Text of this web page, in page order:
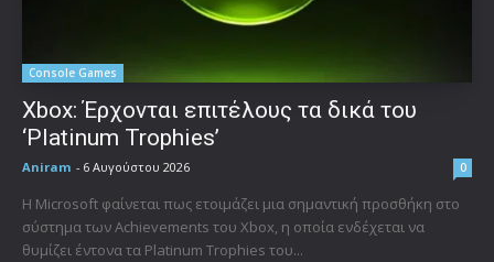
Console Games
Xbox: Έρχονται επιτέλους τα δικά του
‘Platinum Trophies’
Aniram - 6 Αυγούστου 2026 0
Η Microsoft φαίνεται πως ετοιμάζει μια σημαντική προσθήκη στο
σύστημα των Achievements του Xbox, η οποία ενδέχεται να
θυμίζει έντονα τα Platinum Trophies του...